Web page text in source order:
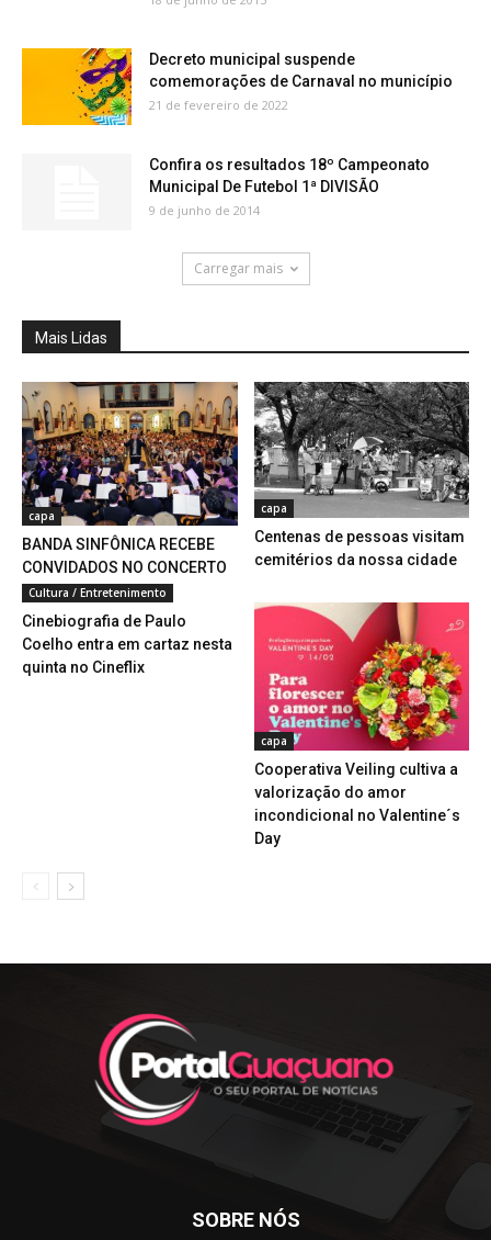
Decreto municipal suspende
comemorações de Carnaval no município
21 de fevereiro de 2022
Confira os resultados 18º Campeonato
Municipal De Futebol 1ª DIVISÃO
9 de junho de 2014
Carregar mais
Mais Lidas
capa
BANDA SINFÔNICA RECEBE
CONVIDADOS NO CONCERTO
ESPECIAL DE NATAL
capa
Centenas de pessoas visitam
cemitérios da nossa cidade
Cultura / Entretenimento
Cinebiografia de Paulo
Coelho entra em cartaz nesta
quinta no Cineflix
capa
Cooperativa Veiling cultiva a
valorização do amor
incondicional no Valentine´s
Day
SOBRE NÓS